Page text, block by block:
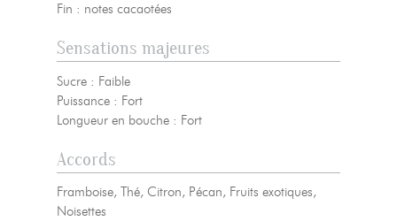
Fin : notes cacaotées
Sensations majeures
Sucre : Faible
Puissance : Fort
Longueur en bouche : Fort
Accords
Framboise, Thé, Citron, Pécan, Fruits exotiques,
Noisettes